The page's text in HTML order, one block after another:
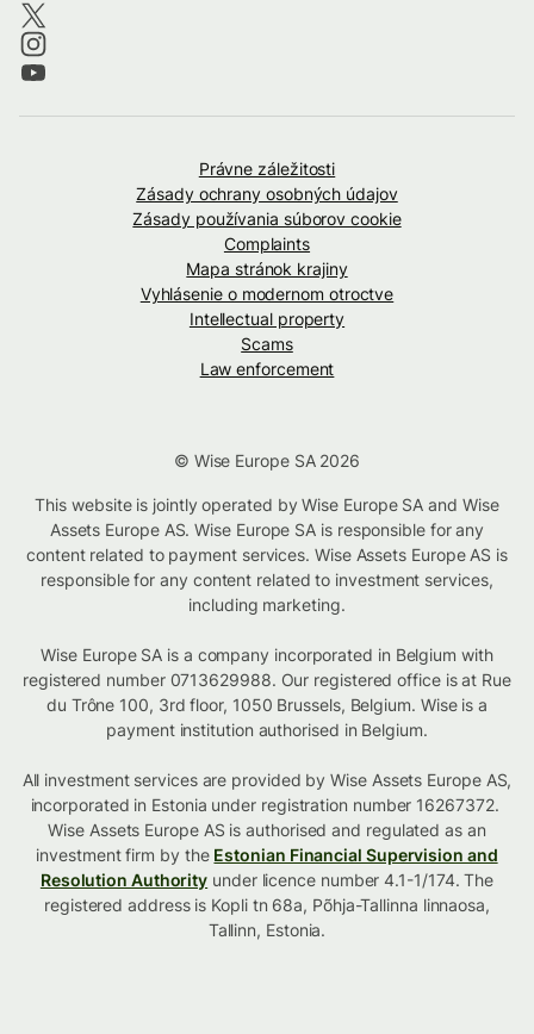
Právne záležitosti
Zásady ochrany osobných údajov
Zásady používania súborov cookie
Complaints
Mapa stránok krajiny
Vyhlásenie o modernom otroctve
Intellectual property
Scams
Law enforcement
© Wise Europe SA 2026
This website is jointly operated by Wise Europe SA and Wise
Assets Europe AS. Wise Europe SA is responsible for any
content related to payment services. Wise Assets Europe AS is
responsible for any content related to investment services,
including marketing.
Wise Europe SA is a company incorporated in Belgium with
registered number 0713629988. Our registered office is at Rue
du Trône 100, 3rd floor, 1050 Brussels, Belgium. Wise is a
payment institution authorised in Belgium.
All investment services are provided by Wise Assets Europe AS,
incorporated in Estonia under registration number 16267372.
Wise Assets Europe AS is authorised and regulated as an
investment firm by the Estonian Financial Supervision and
Resolution Authority under licence number 4.1-1/174. The
registered address is Kopli tn 68a, Põhja-Tallinna linnaosa,
Tallinn, Estonia.